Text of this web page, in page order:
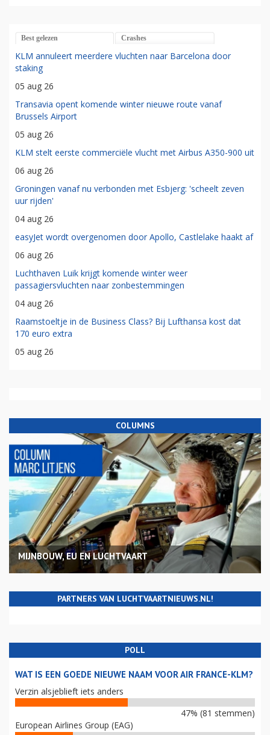
Best gelezen Crashes
KLM annuleert meerdere vluchten naar Barcelona door
staking
05 aug 26
Transavia opent komende winter nieuwe route vanaf
Brussels Airport
05 aug 26
KLM stelt eerste commerciële vlucht met Airbus A350-900 uit
06 aug 26
Groningen vanaf nu verbonden met Esbjerg: 'scheelt zeven
uur rijden'
04 aug 26
easyJet wordt overgenomen door Apollo, Castlelake haakt af
06 aug 26
Luchthaven Luik krijgt komende winter weer
passagiersvluchten naar zonbestemmingen
04 aug 26
Raamstoeltje in de Business Class? Bij Lufthansa kost dat
170 euro extra
05 aug 26
COLUMNS
MIJNBOUW, EU EN LUCHTVAART
PARTNERS VAN LUCHTVAARTNIEUWS.NL!
POLL
WAT IS EEN GOEDE NIEUWE NAAM VOOR AIR FRANCE-KLM?
Verzin alsjeblieft iets anders
47% (81 stemmen)
European Airlines Group (EAG)